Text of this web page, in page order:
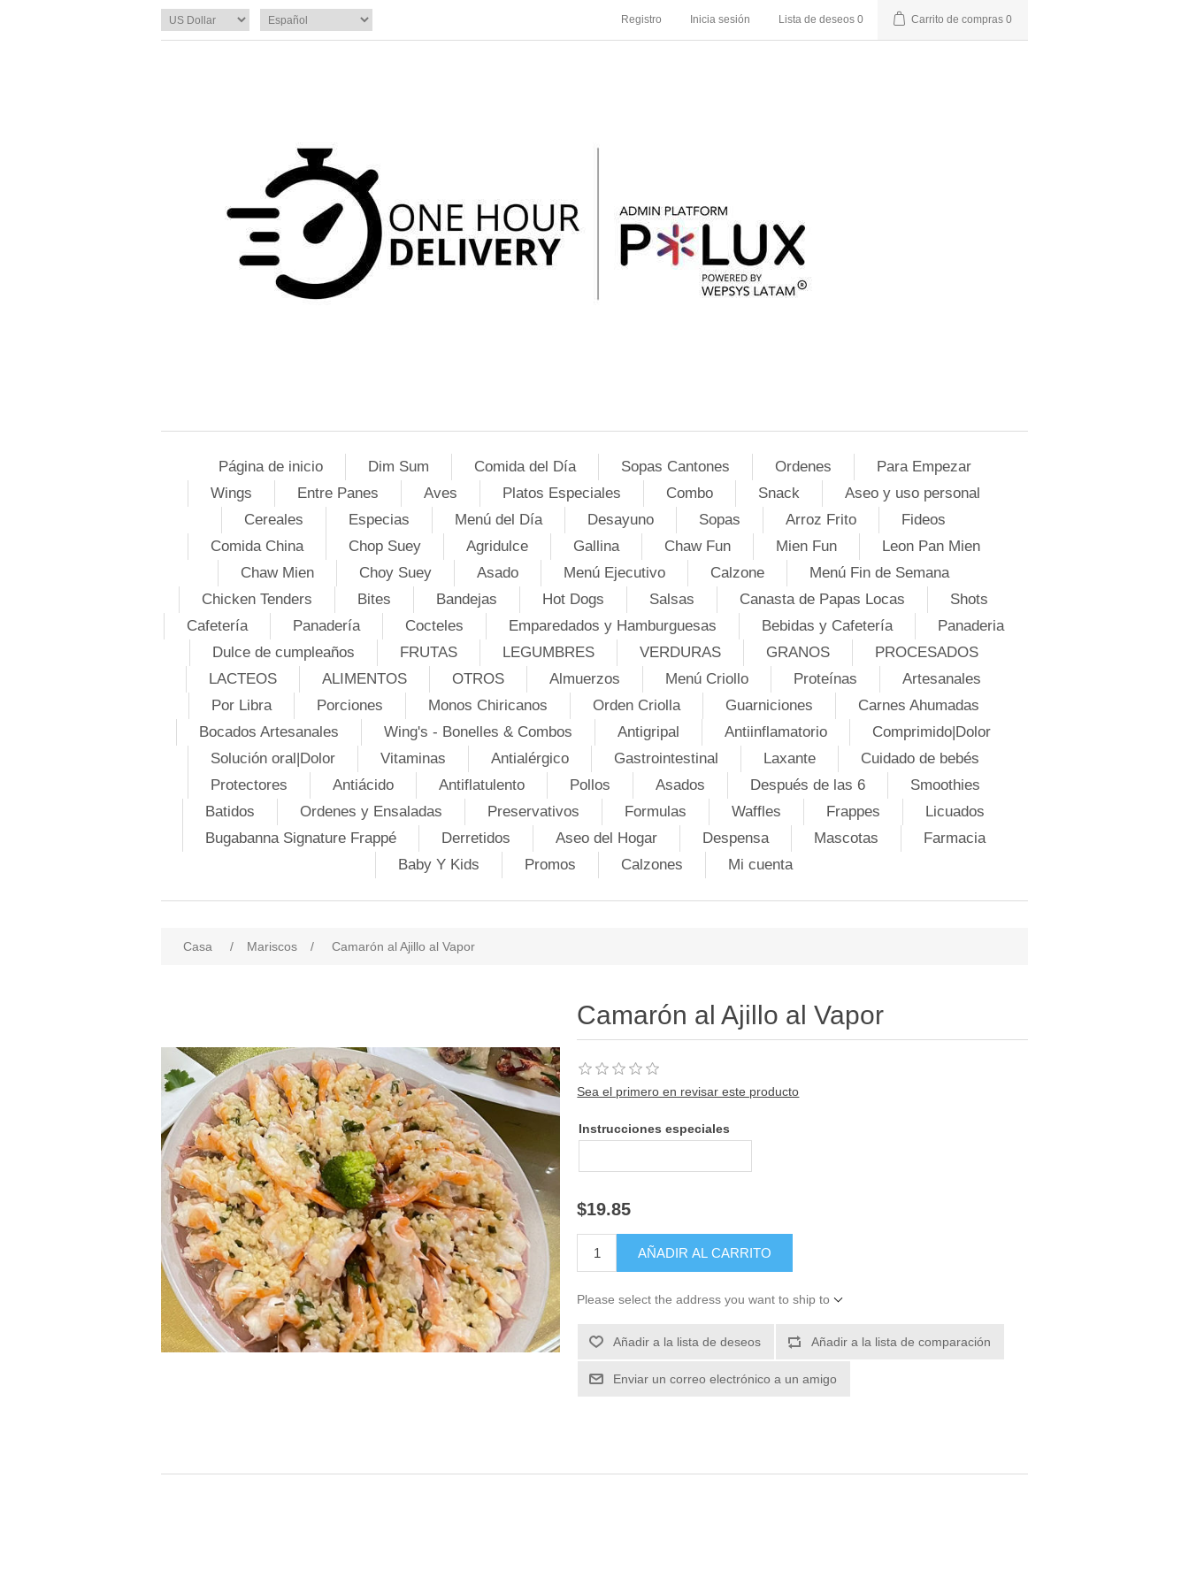
Registro Inicia sesión Lista de deseos 0 Carrito de compras 0
Página de inicio Dim Sum Comida del Día Sopas Cantones Ordenes
Para Empezar
Wings
Entre Panes Aves Platos Especiales Combo Snack
Aseo y uso personal
Cereales
Especias Menú del Día Desayuno Sopas Arroz Frito
Fideos
Comida China
Chop Suey Agridulce Gallina Chaw Fun Mien Fun
Leon Pan Mien
Chaw Mien
Choy Suey Asado Menú Ejecutivo Calzone
Menú Fin de Semana
Chicken Tenders
Bites Bandejas Hot Dogs Salsas Canasta de Papas Locas
Shots
Cafetería
Panadería Cocteles Emparedados y Hamburguesas Bebidas y Cafetería
Panaderia
Dulce de cumpleaños
FRUTAS LEGUMBRES VERDURAS GRANOS
PROCESADOS
LACTEOS
ALIMENTOS OTROS Almuerzos Menú Criollo Proteínas
Artesanales
Por Libra
Porciones Monos Chiricanos Orden Criolla Guarniciones
Carnes Ahumadas
Bocados Artesanales
Wing's - Bonelles & Combos Antigripal Antiinflamatorio
Comprimido|Dolor
Solución oral|Dolor
Vitaminas Antialérgico Gastrointestinal Laxante
Cuidado de bebés
Protectores
Antiácido Antiflatulento Pollos Asados Después de las 6
Smoothies
Batidos
Ordenes y Ensaladas Preservativos Formulas Waffles Frappes
Licuados
Bugabanna Signature Frappé
Derretidos Aseo del Hogar Despensa Mascotas
Farmacia
Baby Y Kids
Promos Calzones Mi cuenta
Casa / Mariscos / Camarón al Ajillo al Vapor
Camarón al Ajillo al Vapor
Sea el primero en revisar este producto
Instrucciones especiales
$19.85
Please select the address you want to ship to